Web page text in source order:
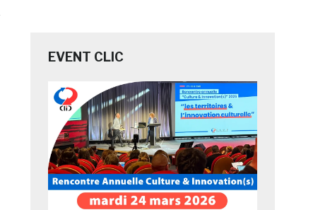
EVENT CLIC